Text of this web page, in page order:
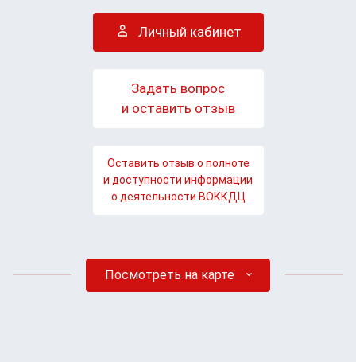
Личный кабинет
Задать вопрос
и оставить отзыв
Оставить отзыв о полноте
и доступности информации
о деятельности ВОККДЦ
Посмотреть на карте